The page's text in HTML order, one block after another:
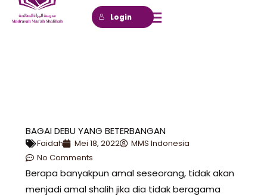
Login
BAGAI DEBU YANG BETERBANGAN
Faidah Mei 18, 2022
MMS Indonesia
No Comments
Berapa banyakpun amal seseorang, tidak akan
menjadi amal shalih jika dia tidak beragama